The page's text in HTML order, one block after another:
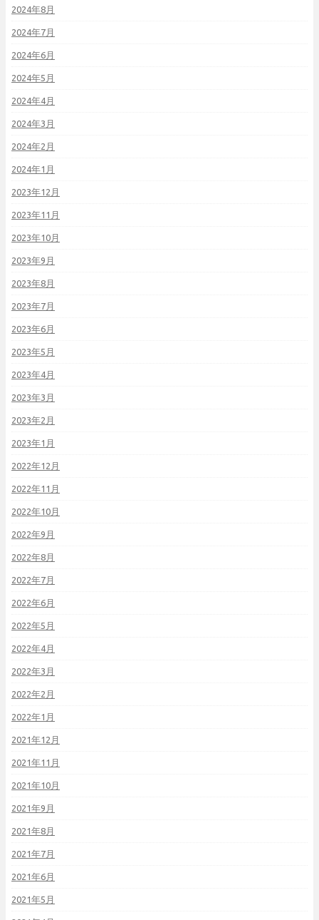
2024年8月
2024年7月
2024年6月
2024年5月
2024年4月
2024年3月
2024年2月
2024年1月
2023年12月
2023年11月
2023年10月
2023年9月
2023年8月
2023年7月
2023年6月
2023年5月
2023年4月
2023年3月
2023年2月
2023年1月
2022年12月
2022年11月
2022年10月
2022年9月
2022年8月
2022年7月
2022年6月
2022年5月
2022年4月
2022年3月
2022年2月
2022年1月
2021年12月
2021年11月
2021年10月
2021年9月
2021年8月
2021年7月
2021年6月
2021年5月